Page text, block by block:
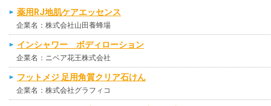
薬用RJ地肌ケアエッセンス
企業名：株式会社山田養蜂場
インシャワー ボディローション
企業名：ニベア花王株式会社
フットメジ 足用角質クリア石けん
企業名：株式会社グラフィコ